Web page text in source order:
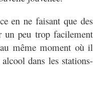
en ne faisant que des
un peu trop facilement
même moment où il
dans les stations-